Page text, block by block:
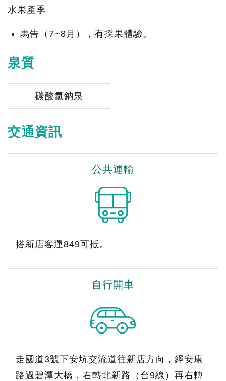
水果產季
馬告（7~8月），有採果體驗。
泉質
碳酸氫鈉泉
交通資訊
公共運輸
搭新店客運849可抵。
自行開車
走國道3號下安坑交流道往新店方向，經安康
路過碧潭大橋，右轉北新路（台9線）再右轉